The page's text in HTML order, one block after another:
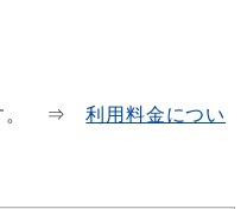
す。 ⇒利用料金につい